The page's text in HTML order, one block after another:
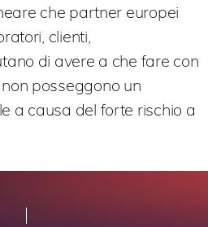
che partner europei
clienti,
di avere a che fare con
posseggono un
a causa del forte rischio a